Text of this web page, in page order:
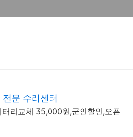
문 수리센터
리교체 35,000원,군인할인,오픈